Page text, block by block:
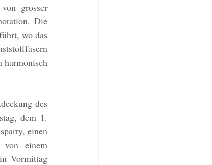
grosser
Die
wo das
harmonisch
des
dem 1.
einen
von einem
Vormittag